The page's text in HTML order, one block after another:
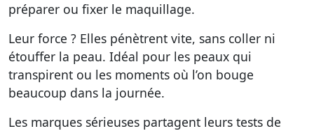
préparer ou fixer le maquillage.
Leur force ? Elles pénètrent vite, sans coller ni
étouffer la peau. Idéal pour les peaux qui
transpirent ou les moments où l’on bouge
beaucoup dans la journée.
Les marques sérieuses partagent leurs tests de